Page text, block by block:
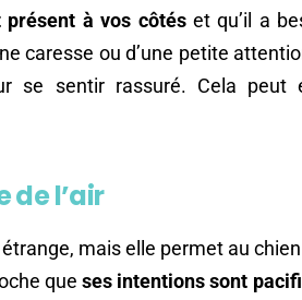
présent à vos côtéset qu’il a
caresse ou d’une petite
se sentir rassuré. Cela peut
de l’air
mais elle permet au
queses intentions sont